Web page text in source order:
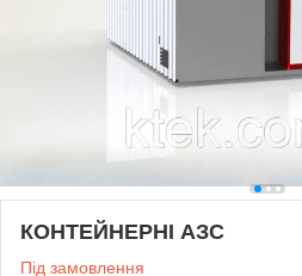
КОНТЕЙНЕРНІ АЗС
Під замовлення